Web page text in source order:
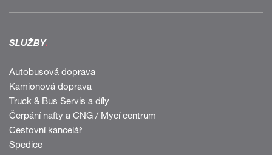
SLUŽBY.
Autobusová doprava
Kamionová doprava
Truck & Bus Servis a díly
Čerpání nafty a CNG / Mycí centrum
Cestovní kancelář
Spedice